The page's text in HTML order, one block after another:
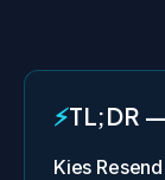
⚡TL;DR
Kies